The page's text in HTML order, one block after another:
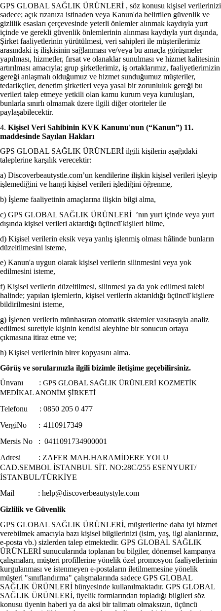
GPS GLOBAL SAĞLIK ÜRÜNLERİ , söz konusu kişisel verilerinizi
sadece; açık rızanıza istinaden veya Kanun'da belirtilen güvenlik ve
gizlilik esasları çerçevesinde yeterli önlemler alınmak kaydıyla yurt
içinde ve gerekli güvenlik önlemlerinin alınması kaydıyla yurt dışında,
Şirket faaliyetlerinin yürütülmesi, veri sahipleri ile müşterilerimiz
arasındaki iş ilişkisinin sağlanması ve/veya bu amaçla görüşmeler
yapılması, hizmetler, fırsat ve olanaklar sunulması ve hizmet kalitesinin
artırılması amacıyla; grup şirketlerimiz, iş ortaklarımız, faaliyetlerimizin
gereği anlaşmalı olduğumuz ve hizmet sunduğumuz müşteriler,
tedarikçiler, denetim şirketleri veya yasal bir zorunluluk gereği bu
verileri talep etmeye yetkili olan kamu kurum veya kuruluşları,
bunlarla sınırlı olmamak üzere ilgili diğer otoriteler ile
paylaşabilecektir.
4. Kişisel Veri Sahibinin KVK Kanunu'nun (“Kanun”) 11.
maddesinde Sayılan Hakları
GPS GLOBAL SAĞLIK ÜRÜNLERİ ilgili kişilerin aşağıdaki
taleplerine karşılık verecektir:
a) Discoverbeautystle.com’un kendilerine ilişkin kişisel verileri işleyip
işlemediğini ve hangi kişisel verileri işlediğini öğrenme,
b) İşleme faaliyetinin amaçlarına ilişkin bilgi alma,
c) GPS GLOBAL SAĞLIK ÜRÜNLERİ ’nın yurt içinde veya yurt
dışında kişisel verileri aktardığı üçüncü̈ kişileri bilme,
d) Kişisel verilerin eksik veya yanlış işlenmiş olması hâlinde bunların
düzeltilmesini isteme,
e) Kanun'a uygun olarak kişisel verilerin silinmesini veya yok
edilmesini isteme,
f) Kişisel verilerin düzeltilmesi, silinmesi ya da yok edilmesi talebi
halinde; yapılan işlemlerin, kişisel verilerin aktarıldığı üçüncü̈ kişilere
bildirilmesini isteme,
g) İşlenen verilerin münhasıran otomatik sistemler vasıtasıyla analiz
edilmesi suretiyle kişinin kendisi aleyhine bir sonucun ortaya
çıkmasına itiraz etme ve;
h) Kişisel verilerinin birer kopyasını alma.
Görüş ve sorularınızla ilgili bizimle iletişime geçebilirsiniz.
Ünvanı : GPS GLOBAL SAĞLIK ÜRÜNLERİ KOZMETİK
MEDİKAL ANONİM ŞİRKETİ
Telefonu : 0850 205 0 477
VergiNo : 4110917349
Mersis No : 0411091734900001
Adresi : ZAFER MAH.HARAMİDERE YOLU
CAD.SEMBOL İSTANBUL SİT. NO:28C/255 ESENYURT/
İSTANBUL/TÜRKİYE
Mail : help@discoverbeautystyle.com
Gizlilik ve Güvenlik
GPS GLOBAL SAĞLIK ÜRÜNLERİ, müşterilerine daha iyi hizmet
verebilmek amacıyla bazı kişisel bilgilerinizi (isim, yaş, ilgi alanlarınız,
e-posta vb.) sizlerden talep etmektedir. GPS GLOBAL SAĞLIK
ÜRÜNLERİ sunucularında toplanan bu bilgiler, dönemsel kampanya
çalışmaları, müşteri profillerine yönelik özel promosyon faaliyetlerinin
kurgulanması ve istenmeyen e-postaların iletilmemesine yönelik
müşteri "sınıflandırma" çalışmalarında sadece GPS GLOBAL
SAĞLIK ÜRÜNLERİ bünyesinde kullanılmaktadır. GPS GLOBAL
SAĞLIK ÜRÜNLERİ, üyelik formlarından topladığı bilgileri söz
konusu üyenin haberi ya da aksi bir talimatı olmaksızın, üçüncü